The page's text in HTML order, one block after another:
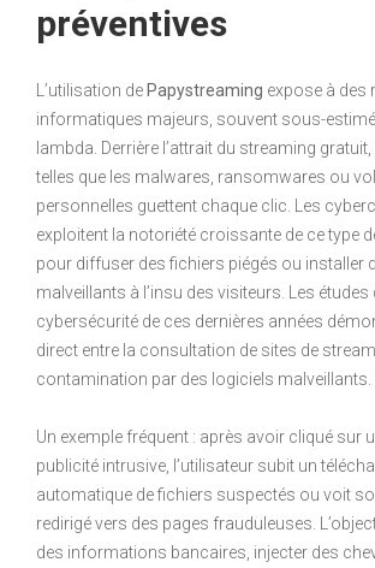
préventives
L’utilisation de Papystreaming expose à des
informatiques majeurs, souvent sous-
lambda. Derrière l’attrait du streaming
telles que les malwares, ransomwares ou
personnelles guettent chaque clic. Les
exploitent la notoriété croissante de ce type
pour diffuser des fichiers piégés ou installer
malveillants à l’insu des visiteurs. Les études
cybersécurité de ces dernières années
direct entre la consultation de sites de
contamination par des logiciels malveillants.
Un exemple fréquent : après avoir cliqué sur
publicité intrusive, l’utilisateur subit un
automatique de fichiers suspectés ou voit
redirigé vers des pages frauduleuses.
des informations bancaires, injecter des